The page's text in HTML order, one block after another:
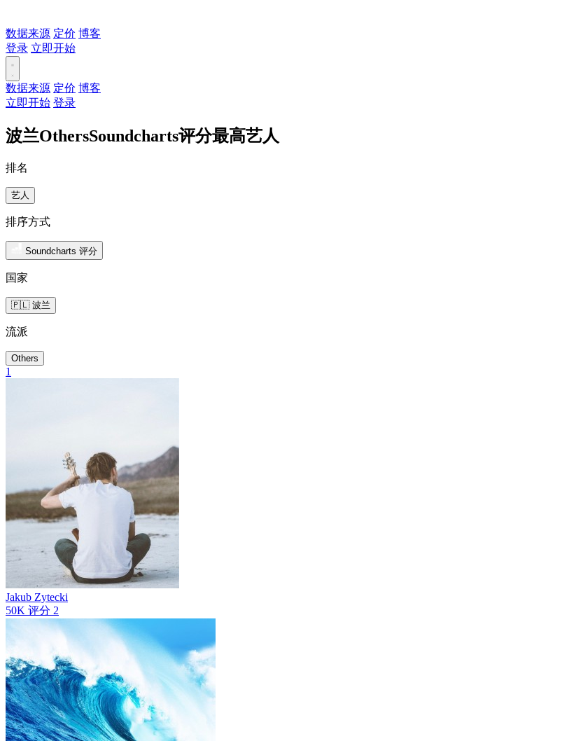
数据来源 定价 博客
登录 立即开始
数据来源 定价 博客
立即开始 登录
波兰OthersSoundcharts评分最高艺人
排名
艺人
排序方式
Soundcharts 评分
国家
🇵🇱 波兰
流派
Others
1
Jakub Zytecki
50K 评分 2